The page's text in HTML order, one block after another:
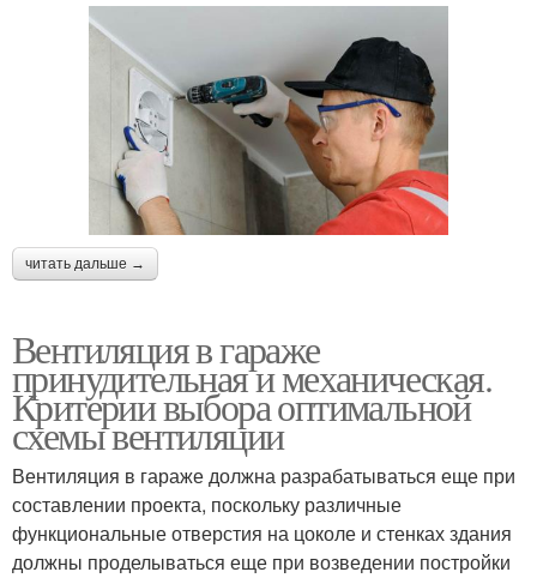
читать дальше →
Вентиляция в гараже
принудительная и механическая.
Критерии выбора оптимальной
схемы вентиляции
Вентиляция в гараже должна разрабатываться еще при
составлении проекта, поскольку различные
функциональные отверстия на цоколе и стенках здания
должны проделываться еще при возведении постройки